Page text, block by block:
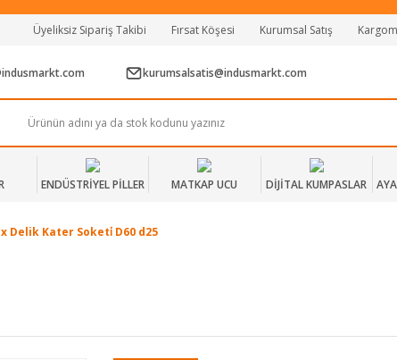
Tüm Alışverişlerde Vade Farksız 2 Taksit!
Mağazadan Teslim & Kolay İade
Üyeliksiz Sipariş Takibi Fırsat Köşesi Kurumsal Satış
kurumsalsatis@indusmarkt.com
ENDÜSTRİYEL PİLLER MATKAP UCU DİJİTAL KUMPASLAR
Delik Kater Soketi̇ D60 d25